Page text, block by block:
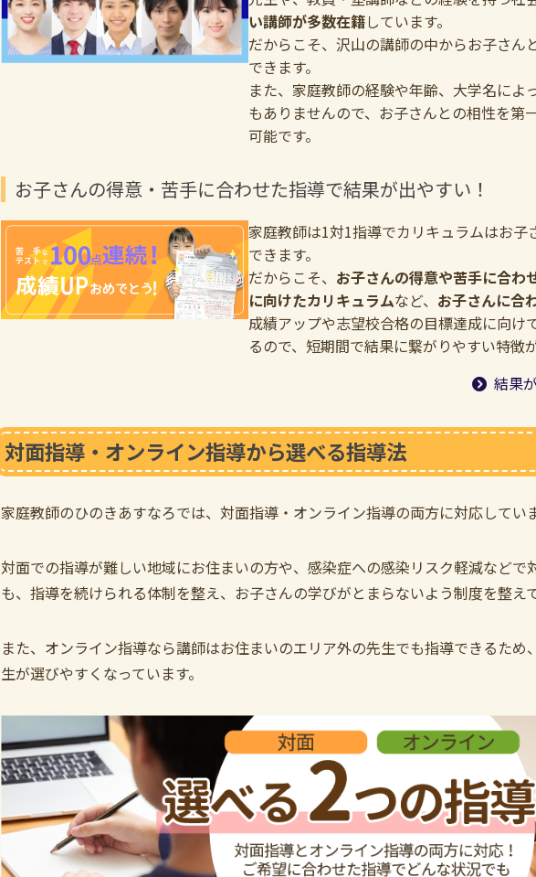
い講師が多数在籍しています。
だからこそ、沢山の講師の中からお子さん
できます。
また、家庭教師の経験や年齢、大学名によ
もありませんので、お子さんとの相性を第
可能です。
お子さんの得意・苦手に合わせた指導で結果が出やすい！
家庭教師は1対1指導でカリキュラムはお子
できます。
だからこそ、 お子さんの得意や苦手に合わ
に向けたカリキュラムなど、 お子さんに合
成績アップや志望校合格の目標達成に向け
るので、短期間で結果に繋がりやすい特徴
結果
対面指導・オンライン指導から選べる指導法
家庭教師のひのきあすなろでは、対面指導・オンライン指導の両方に対応していま
対面での指導が難しい地域にお住まいの方や、感染症への感染リスク軽減などで
も、指導を続けられる体制を整え、お子さんの学びがとまらないよう制度を整え
また、オンライン指導なら講師はお住まいのエリア外の先生でも指導できるため
生が選びやすくなっています。